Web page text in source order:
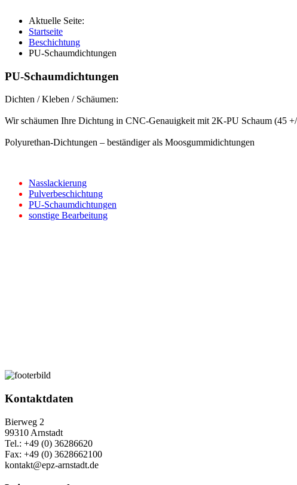
Aktuelle Seite:
Startseite
Beschichtung
PU-Schaumdichtungen
PU-Schaumdichtungen
Dichten / Kleben / Schäumen:
Wir schäumen Ihre Dichtung in CNC-Genauigkeit mit 2K-PU Schaum (45
Polyurethan-Dichtungen – beständiger als Moosgummidichtungen
Nasslackierung
Pulverbeschichtung
PU-Schaumdichtungen
sonstige Bearbeitung
Kontaktdaten
Bierweg 2
99310 Arnstadt
Tel.: +49 (0) 36286620
Fax: +49 (0) 3628662100
kontakt@epz-arnstadt.de